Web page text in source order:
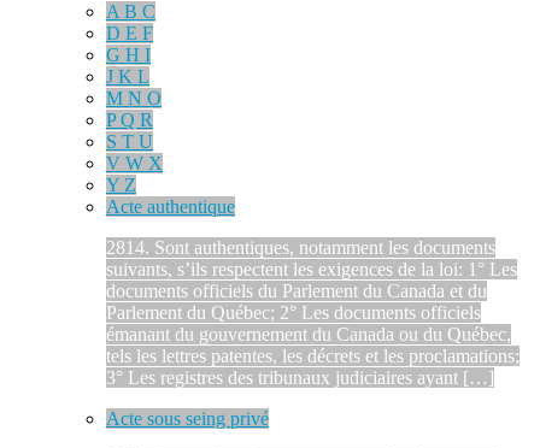
A B C
D E F
G H I
J K L
M N O
P Q R
S T U
V W X
Y Z
Acte authentique
2814. Sont authentiques, notamment les documents
suivants, s’ils respectent les exigences de la loi: 1° Les
documents officiels du Parlement du Canada et du
Parlement du Québec; 2° Les documents officiels
émanant du gouvernement du Canada ou du Québec,
tels les lettres patentes, les décrets et les proclamations;
3° Les registres des tribunaux judiciaires ayant […]
Acte sous seing privé